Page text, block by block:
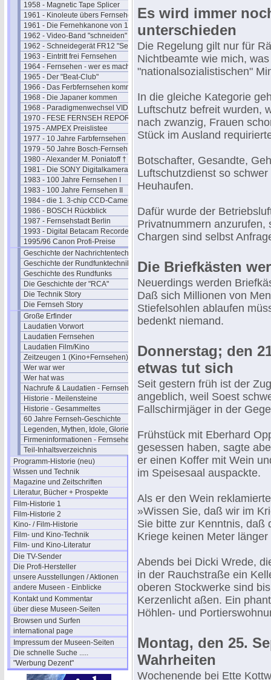
1958 - Magnetic Tape Splicer
1961 - Kinoleute übers Fernsehen
1961 - Die Fernehkanone von 1936
1962 - Video-Band "schneiden"
1962 - Schneidegerät FR12 "Senior"
1963 - Eintritt frei Fernsehen
1964 - Fernsehen - wer es macht
1965 - Der "Beat-Club"
1966 - Das Ferbfernsehen kommt
1968 - Die Japaner kommen
1968 - Paradigmenwechsel VIDEO
1970 - FESE FERNSEH REPORT
1975 - AMPEX Preislistee
1977 - 10 Jahre Farbfernsehen
1979 - 50 Jahre Bosch-Fernseh
1980 - Alexander M. Poniatoff †
1981 - Die SONY Digitalkamera
1983 - 100 Jahre Fernsehen I
1983 - 100 Jahre Fernsehen II
1984 - die 1. 3-chip CCD-Camera
1986 - BOSCH Rückblick
1987 - Fernsehstadt Berlin
1993 - Digital Betacam Recorder
1995/96 Canon Profi-Preise
Geschichte der Nachrichtentechnik
Geschichte der Rundfunktechnik
Geschichte des Rundfunks
Die Geschichte der "RCA"
Die Technik Story
Die Fernseh Story
Große Erfinder
Laudatien Vorwort
Laudatien Fernsehen
Laudatien Film/Kino
Zeitzeugen 1 (Kino+Fernsehen)
Wer war wer
Wer hat was
Nachrufe & Laudatien - Fernsehen
Historie - Meilensteine
Historie - Gesammeltes
60 Jahre Fernseh-Geschichte
Legenden, Mythen, Idole, Glorie
Firmeninformationen - Fernsehen
Teil-Inhaltsverzeichnis
Programm-Historie (neu)
Wissen und Technik
Magazine und Zeitschriften
Literatur, Bücher + Prospekte
Film-Historie 1
Film-Historie 2
Kino- / Film-Historie
Film- und Kino-Technik
Film- und Kino-Literatur
Die TV-Sender
Die Profi-Hersteller
unsere Ausstellungen / Aktionen
andere Museen - Einblicke
Kontakt und Kommentar
über diese Museen-Seiten
Browsen und Surfen
international page
Impressum der Museen-Seiten
Die schnelle Suche .....
"Werbung Dezent"
Es wird immer
unterschieden
Die Regelung gilt nur für
Nichtbeamte wie mich,
"nationalsozialistischen"
In die gleiche Kategorie
Luftschutz befreit wurden,
nach zwanzig, Frauen
Stück im Ausland
Botschafter, Gesandte,
Luftschutzdienst so
Heuhaufen.
Dafür wurde der
Privatnummern anzurufen,
Chargen sind selbst
Die Briefkästen
Neuerdings werden
Daß sich Millionen von
Stiefelsohlen ablaufen
bedenkt niemand.
Donnerstag; den
etwas tut sich
Seit gestern früh ist der
angeblich, weil Soest
Fallschirmjäger in der
Frühstück mit Eberhard
gesessen haben, sagte
er einen Koffer mit Wein
im Speisesaal auspackte.
Als er den Wein
»Wissen Sie, daß wir im
Sie bitte zur Kenntnis, daß
Kriege keinen Meter
Abends bei Dicki Wrede,
in der Rauchstraße ein
oberen Stockwerke sind
Kerzenlicht aßen. Ein
Höhlen- und
Montag, den 25.
Wahrheiten
Wochenende bei Ette